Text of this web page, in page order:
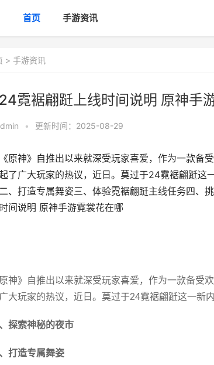
首页 手游资讯
> 手游资讯
霓裾翩跹上线时间说明 原神手
• 更新时间：2025-08-29
原神》自推出以来就深受玩家喜爱，作为一款备
了广大玩家的热议，近日。莫过于24霓裾翩跹这
、打造专属舞姿三、体验霓裾翩跹主线任务四、
间说明 原神手游霓裳花在哪
原神》自推出以来就深受玩家喜爱，作为一款备受
大玩家的热议，近日。莫过于24霓裾翩跹这一新
探索神秘的夜市
打造专属舞姿